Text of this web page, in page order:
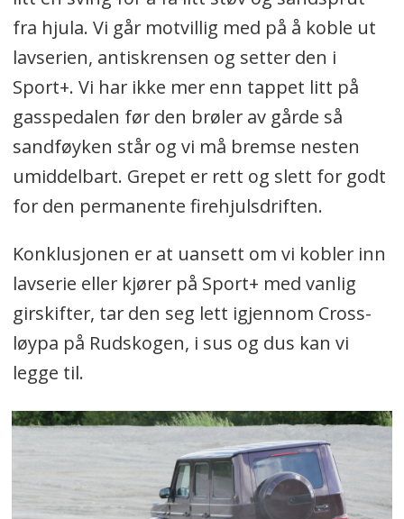
fra hjula. Vi går motvillig med på å koble ut
lavserien, antiskrensen og setter den i
Sport+. Vi har ikke mer enn tappet litt på
gasspedalen før den brøler av gårde så
sandføyken står og vi må bremse nesten
umiddelbart. Grepet er rett og slett for godt
for den permanente firehjulsdriften.
Konklusjonen er at uansett om vi kobler inn
lavserie eller kjører på Sport+ med vanlig
girskifter, tar den seg lett igjennom Cross-
løypa på Rudskogen, i sus og dus kan vi
legge til.